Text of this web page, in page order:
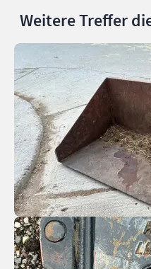
Weitere Treffer